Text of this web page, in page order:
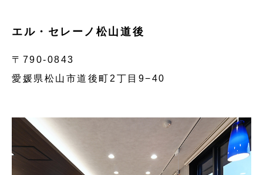
エル・セレーノ松山道後
〒790-0843
愛媛県松山市道後町2丁目9−40